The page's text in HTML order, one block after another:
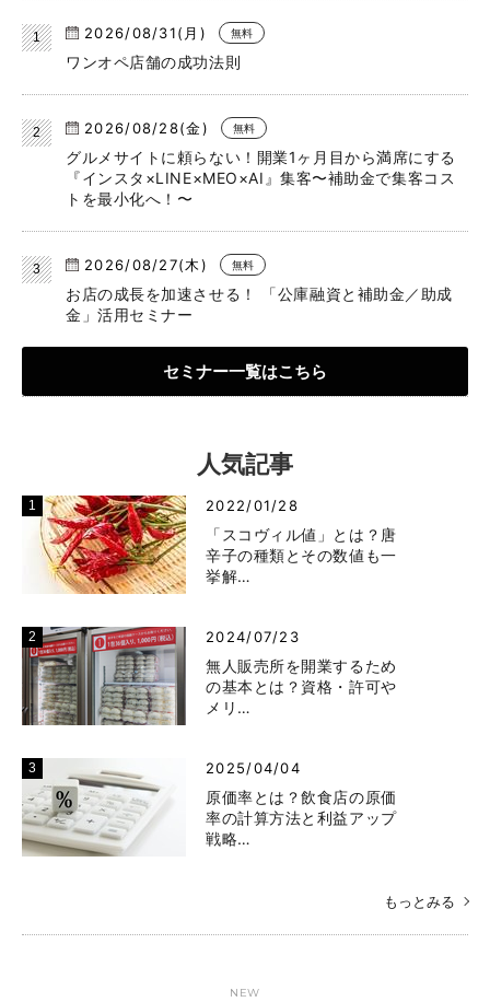
2026/08/31(月) 無料
ワンオペ店舗の成功法則
2026/08/28(金) 無料
グルメサイトに頼らない！開業1ヶ月目から満席にする
『インスタ×LINE×MEO×AI』集客〜補助金で集客コス
トを最小化へ！〜
2026/08/27(木) 無料
お店の成長を加速させる！ 「公庫融資と補助金／助成
金」活用セミナー
セミナー一覧はこちら
人気記事
2022/01/28
「スコヴィル値」とは？唐
辛子の種類とその数値も一
挙解…
2024/07/23
無人販売所を開業するため
の基本とは？資格・許可や
メリ…
2025/04/04
原価率とは？飲食店の原価
率の計算方法と利益アップ
戦略…
もっとみる
NEW